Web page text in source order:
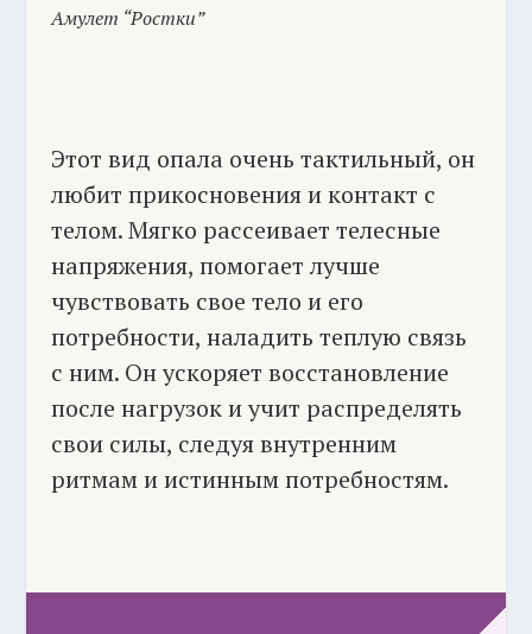
Амулет “Ростки”
Этот вид опала очень тактильный, он
любит прикосновения и контакт с
телом. Мягко рассеивает телесные
напряжения, помогает лучше
чувствовать свое тело и его
потребности, наладить теплую связь
с ним. Он ускоряет восстановление
после нагрузок и учит распределять
свои силы, следуя внутренним
ритмам и истинным потребностям.